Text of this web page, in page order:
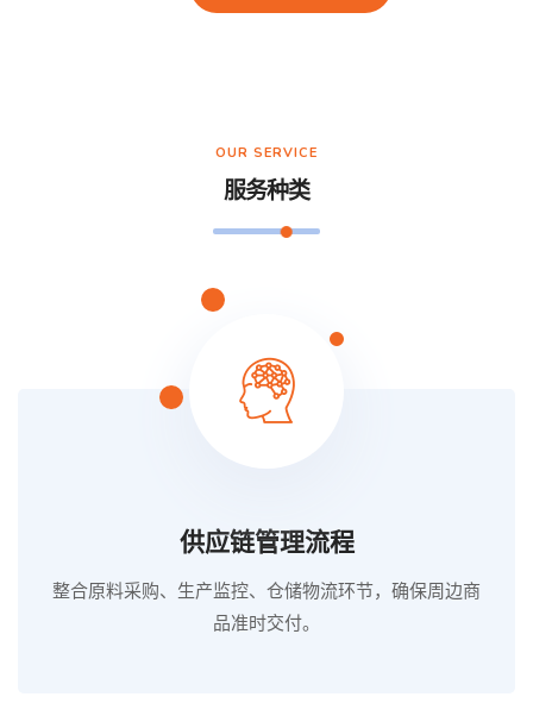
OUR SERVICE
服务种类
供应链管理流程
整合原料采购、生产监控、仓储物流环节，确保周边商
品准时交付。